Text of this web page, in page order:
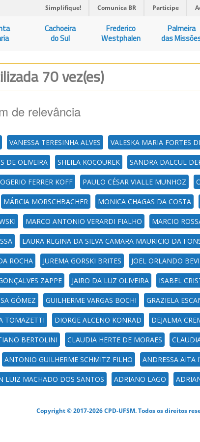
Simplifique! Comunica BR Participe
Cachoeira
do Sul
Frederico
Westphalen
Palmeira
das
70 vez(es)
de relevância
VANESSA TERESINHA ALVES VALESKA MARIA FORTES
DE OLIVEIRA SHEILA KOCOUREK SANDRA DALCUL
FERRER KOFF PAULO CÉSAR VIALLE MUNHOZ
MÁRCIA MORSCHBACHER MONICA CHAGAS DA COSTA
MARCO ANTONIO VERARDI FIALHO MARCIO
LAURA REGINA DA SILVA CAMARA MAURICIO DA
ROCHA JUREMA GORSKI BRITES JOEL ORLANDO
ZAPPE JAIRO DA LUZ OLIVEIRA ISABEL
GÓMEZ GUILHERME VARGAS BOCHI GRAZIELA
TOMAZETTI DIORGE ALCENO KONRAD DEJALMA
BERTOLINI CLAUDIA HERTE DE MORAES
ANTONIO GUILHERME SCHMITZ FILHO ANDRESSA AITA
LUIZ MACHADO DOS SANTOS ADRIANO LAGO
Copyright © 2017-2026 CPD-UFSM. Todos os direitos